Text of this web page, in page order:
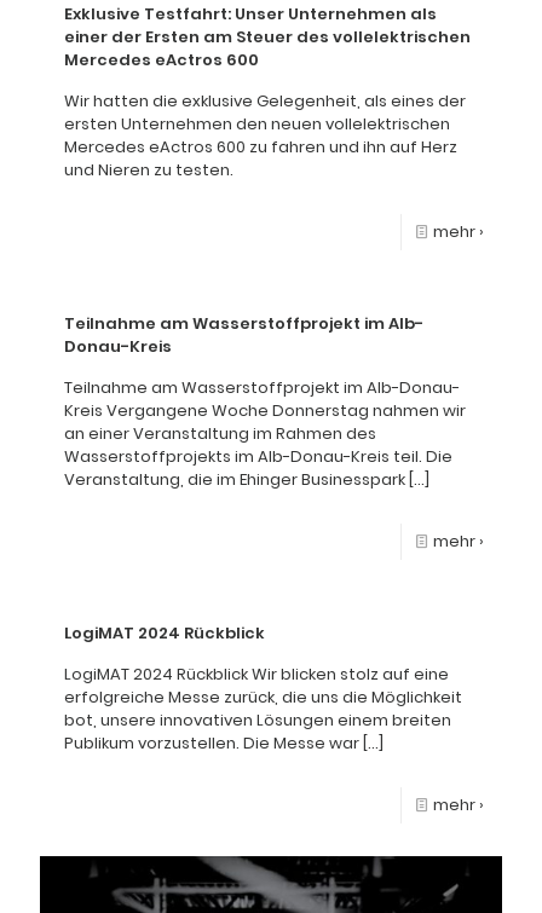
Exklusive Testfahrt: Unser Unternehmen als
einer der Ersten am Steuer des vollelektrischen
Mercedes eActros 600
Wir hatten die exklusive Gelegenheit, als eines der
ersten Unternehmen den neuen vollelektrischen
Mercedes eActros 600 zu fahren und ihn auf Herz
und Nieren zu testen.
mehr ›
Teilnahme am Wasserstoffprojekt im Alb-
Donau-Kreis
Teilnahme am Wasserstoffprojekt im Alb-Donau-
Kreis Vergangene Woche Donnerstag nahmen wir
an einer Veranstaltung im Rahmen des
Wasserstoffprojekts im Alb-Donau-Kreis teil. Die
Veranstaltung, die im Ehinger Businesspark […]
mehr ›
LogiMAT 2024 Rückblick
LogiMAT 2024 Rückblick Wir blicken stolz auf eine
erfolgreiche Messe zurück, die uns die Möglichkeit
bot, unsere innovativen Lösungen einem breiten
Publikum vorzustellen. Die Messe war […]
mehr ›